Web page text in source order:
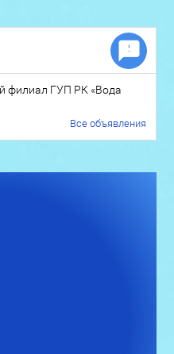
филиал ГУП РК «Вода
Все объявления